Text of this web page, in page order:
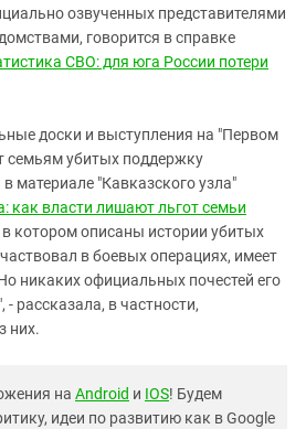
озвученных представителями
говорится в справке
СВО: для юга России потери
доски и выступления на "Первом
семьям убитых поддержку
в материале "Кавказского узла"
как власти лишают льгот семьи
в котором описаны истории убитых
в боевых операциях, имеет
никаких официальных почестей его
рассказала, в частности,
них.
на Android и IOS! Будем
идеи по развитию как в Google